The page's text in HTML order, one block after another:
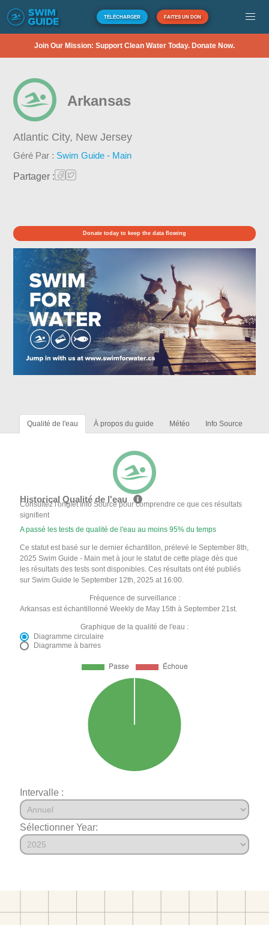
TÉLÉCHARGER FAITES UN DON
Join Our Mission: Support Clean Water Today. Donate Now.
Arkansas
Atlantic City, New Jersey
Géré Par : Swim Guide - Main
Partager :
Donate today to keep the data flowing
Qualité de l'eau À propos du guide Météo Info Source
Historical Qualité de l'eau
Consultez l'onglet Info Source pour comprendre ce que ces résultats
signifient
A passé les tests de qualité de l'eau au moins 95% du temps
Ce statut est basé sur le dernier échantillon, prélevé le September 8th,
2025 Swim Guide - Main met à jour le statut de cette plage dès que
les résultats des tests sont disponibles. Ces résultats ont été publiés
sur Swim Guide le September 12th, 2025 at 16:00.
Fréquence de surveillance :
Arkansas est échantillonné Weekly de May 15th à September 21st.
Graphique de la qualité de l'eau :
Diagramme circulaire
Diagramme à barres
Intervalle :
Sélectionner Year: